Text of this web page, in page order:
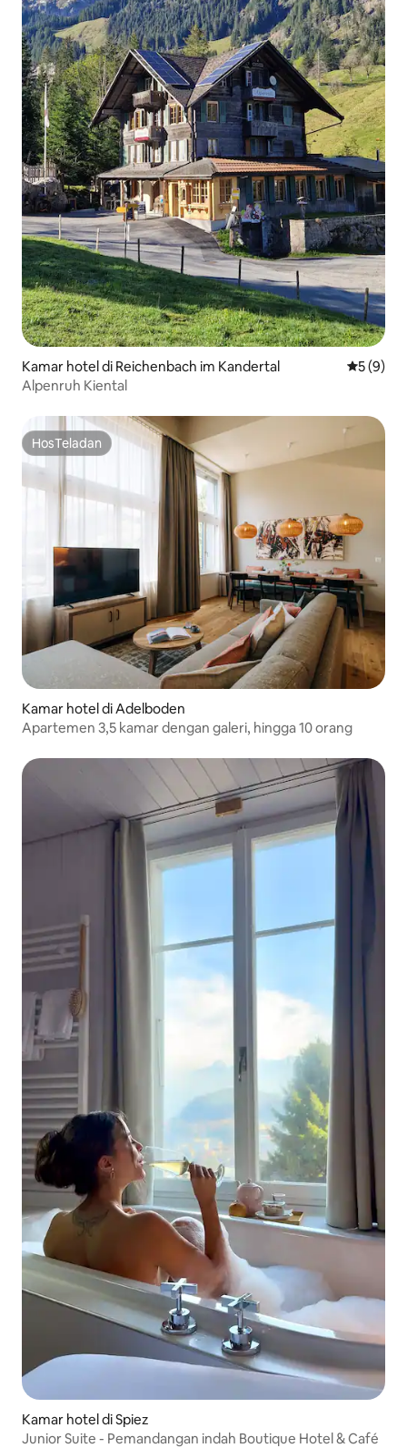
Kamar hotel di Reichenbach im Kandertal Nilai
5 (9)
Alpenruh Kiental
HosTeladan
HosTeladan
Kamar hotel di Adelboden
Apartemen 3,5 kamar dengan galeri, hingga 10 orang
Kamar hotel di Spiez
Junior Suite - Pemandangan indah Boutique Hotel & Café